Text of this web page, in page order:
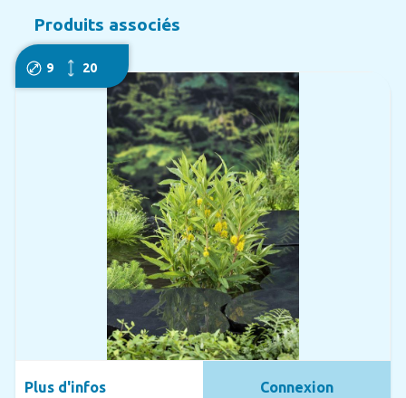
Produits associés
9 20
Plus d'infos Connexion